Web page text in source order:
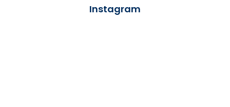
Arquebisbat de Barcelona
Instagram